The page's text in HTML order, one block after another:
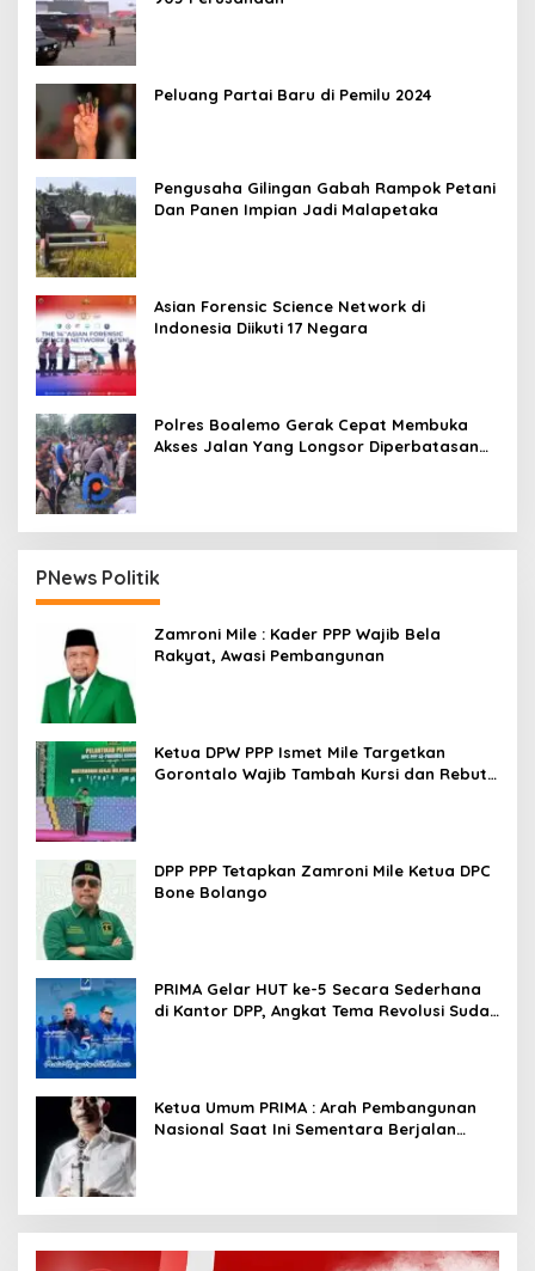
Peluang Partai Baru di Pemilu 2024
Pengusaha Gilingan Gabah Rampok Petani
Dan Panen Impian Jadi Malapetaka
Asian Forensic Science Network di
Indonesia Diikuti 17 Negara
Polres Boalemo Gerak Cepat Membuka
Akses Jalan Yang Longsor Diperbatasan
PNews Politik
Zamroni Mile : Kader PPP Wajib Bela
Rakyat, Awasi Pembangunan
Ketua DPW PPP Ismet Mile Targetkan
Gorontalo Wajib Tambah Kursi dan Rebut
DPP PPP Tetapkan Zamroni Mile Ketua DPC
Bone Bolango
PRIMA Gelar HUT ke-5 Secara Sederhana
di Kantor DPP, Angkat Tema Revolusi Sudah
Ketua Umum PRIMA : Arah Pembangunan
Nasional Saat Ini Sementara Berjalan